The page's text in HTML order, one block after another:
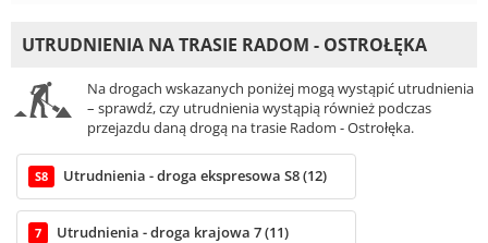
UTRUDNIENIA NA TRASIE RADOM - OSTROŁĘKA
Na drogach wskazanych poniżej mogą wystąpić utrudnienia
– sprawdź, czy utrudnienia wystąpią również podczas
przejazdu daną drogą na trasie Radom - Ostrołęka.
S8 Utrudnienia - droga ekspresowa S8 (12)
7 Utrudnienia - droga krajowa 7 (11)